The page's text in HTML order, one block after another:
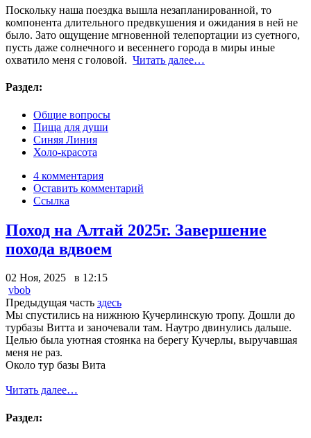
Поскольку наша поездка вышла незапланированной, то
компонента длительного предвкушения и ожидания в ней не
было. Зато ощущение мгновенной телепортации из суетного,
пусть даже солнечного и весеннего города в миры иные
охватило меня с головой. Читать далее…
Раздел:
Общие вопросы
Пища для души
Синяя Линия
Холо-красота
4 комментария
Оставить комментарий
Ссылка
Поход на Алтай 2025г. Завершение
похода вдвоем
02 Ноя, 2025 в 12:15
vbob
Предыдущая часть здесь
Мы спустились на нижнюю Кучерлинскую тропу. Дошли до
турбазы Витта и заночевали там. Наутро двинулись дальше.
Целью была уютная стоянка на берегу Кучерлы, выручавшая
меня не раз.
Около тур базы Вита
Читать далее…
Раздел: